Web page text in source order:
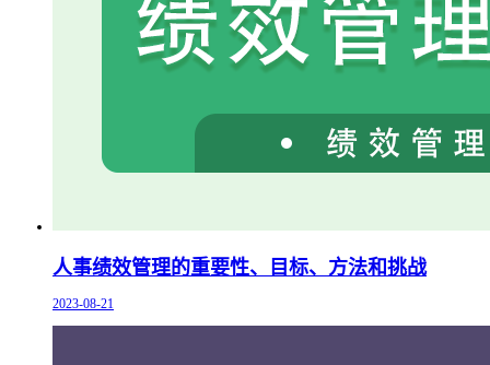
人事绩效管理的重要性、目标、方法和挑战
2023-08-21